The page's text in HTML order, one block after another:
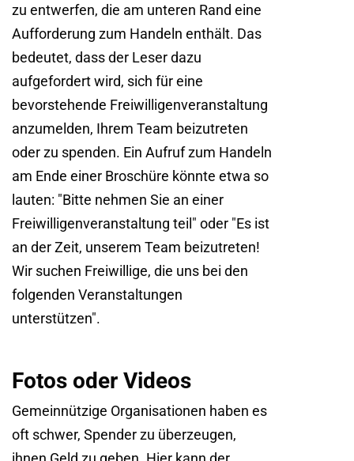
zu entwerfen, die am unteren Rand eine
Aufforderung zum Handeln enthält. Das
bedeutet, dass der Leser dazu
aufgefordert wird, sich für eine
bevorstehende Freiwilligenveranstaltung
anzumelden, Ihrem Team beizutreten
oder zu spenden. Ein Aufruf zum Handeln
am Ende einer Broschüre könnte etwa so
lauten: "Bitte nehmen Sie an einer
Freiwilligenveranstaltung teil" oder "Es ist
an der Zeit, unserem Team beizutreten!
Wir suchen Freiwillige, die uns bei den
folgenden Veranstaltungen
unterstützen".
Fotos oder Videos
Gemeinnützige Organisationen haben es
oft schwer, Spender zu überzeugen,